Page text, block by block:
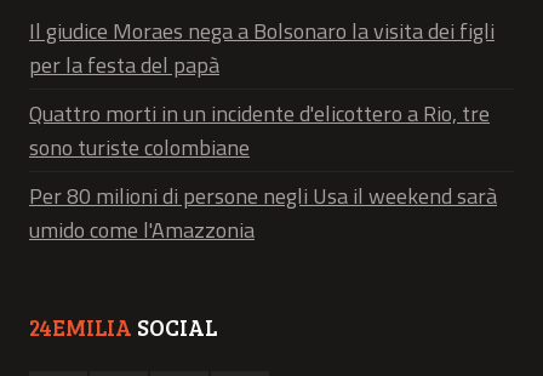
Il giudice Moraes nega a Bolsonaro la visita dei figli
per la festa del papà
Quattro morti in un incidente d'elicottero a Rio, tre
sono turiste colombiane
Per 80 milioni di persone negli Usa il weekend sarà
umido come l'Amazzonia
24EMILIA SOCIAL